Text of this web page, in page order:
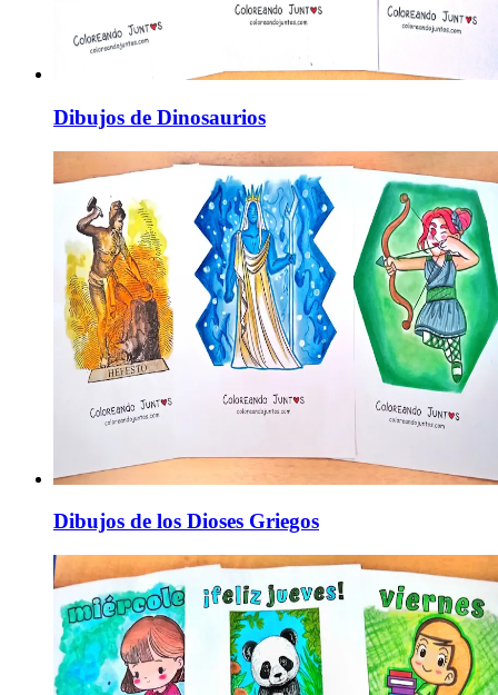
Dibujos de Dinosaurios
Dibujos de los Dioses Griegos